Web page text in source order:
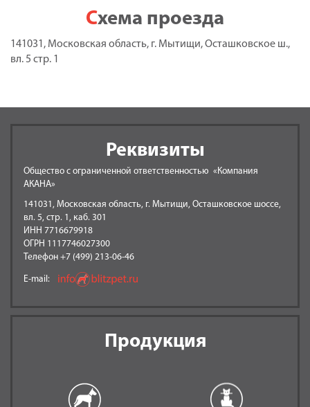
Схема проезда
141031, Московская область, г. Мытищи, Осташковское ш.,
вл. 5 стр. 1
Реквизиты
Общество с ограниченной ответственностью «Компания
АКАНА»
141031, Московская область, г. Мытищи, Осташковское шоссе,
вл. 5, стр. 1, каб. 301
ИНН 7716679918
ОГРН 1117746027300
Телефон +7 (499) 213-06-46
E-mail:
Продукция